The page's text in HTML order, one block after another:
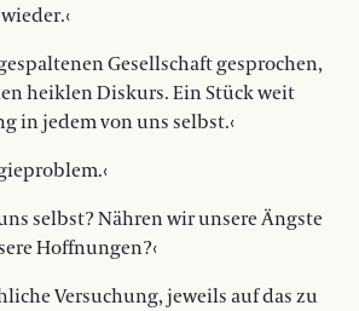
Ge­sellschaft gesprochen,
heiklen Diskurs. Ein Stück weit
in jedem von uns selbst.‹
selbst? Nähren wir unsere Ängste
Hoffnungen?‹
Versuchung, jeweils auf das zu